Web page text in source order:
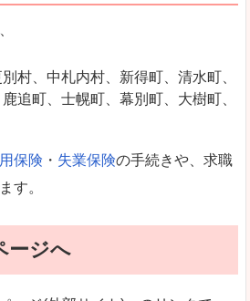
村、中札内村、新得町、清水町、
追町、士幌町、幕別町、大樹町、
保険 ・ 失業保険の手続きや、求職
す。
ージへ